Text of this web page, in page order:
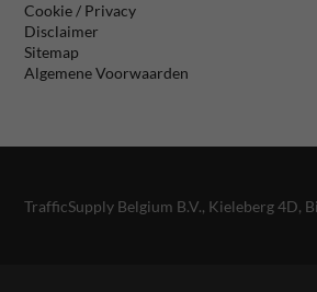
Cookie / Privacy
Disclaimer
Sitemap
Algemene Voorwaarden
TrafficSupply Belgium B.V., Kieleberg 4D,